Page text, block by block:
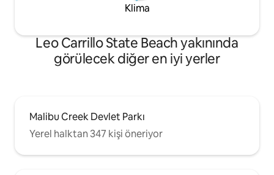
Klima
Leo Carrillo State Beach yakınında
görülecek diğer en iyi yerler
Malibu Creek Devlet Parkı
Yerel halktan 347 kişi öneriyor